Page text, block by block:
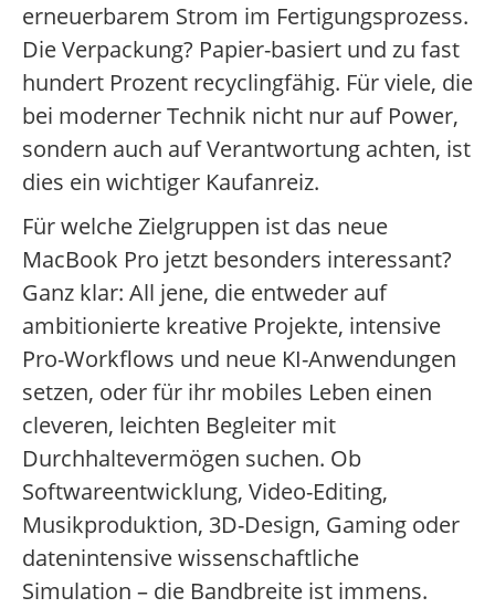
erneuerbarem Strom im Fertigungsprozess.
Die Verpackung? Papier-basiert und zu fast
hundert Prozent recyclingfähig. Für viele, die
bei moderner Technik nicht nur auf Power,
sondern auch auf Verantwortung achten, ist
dies ein wichtiger Kaufanreiz.
Für welche Zielgruppen ist das neue
MacBook Pro jetzt besonders interessant?
Ganz klar: All jene, die entweder auf
ambitionierte kreative Projekte, intensive
Pro-Workflows und neue KI-Anwendungen
setzen, oder für ihr mobiles Leben einen
cleveren, leichten Begleiter mit
Durchhaltevermögen suchen. Ob
Softwareentwicklung, Video-Editing,
Musikproduktion, 3D-Design, Gaming oder
datenintensive wissenschaftliche
Simulation – die Bandbreite ist immens.